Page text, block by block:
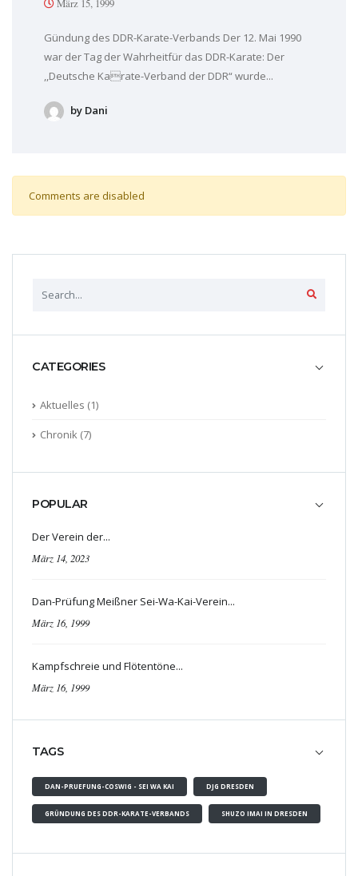
CATEGORIES
Aktuelles (1)
Chronik (7)
POPULAR
Der Verein der...
März 14, 2023
Dan-Prüfung Meißner Sei-Wa-Kai-Verein...
März 16, 1999
Kampfschreie und Flötentöne...
März 16, 1999
TAGS
DAN-PRUEFUNG-COSWIG - SEI WA KAI DJG DRESDEN
GRÜNDUNG DES DDR-KARATE-VERBANDS SHUZO IMAI IN DRESDEN
März 15, 1999
Gündung des DDR-Karate-Verbands Der 12. Mai 1990
war der Tag der Wahrheitfür das DDR-Karate: Der
,,Deutsche Karate-Verband der DDR“ wurde...
by Dani
Comments are disabled